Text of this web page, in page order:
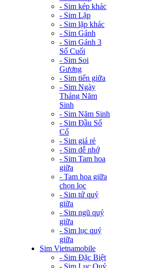
- Sim kép khác
- Sim Lặp
- Sim lặp khác
- Sim Gánh
- Sim Gánh 3
Số Cuối
- Sim Soi
Gương
- Sim tiến giữa
- Sim Ngày
Tháng Năm
Sinh
- Sim Năm Sinh
- Sim Đầu Số
Cổ
- Sim giá rẻ
- Sim dễ nhớ
- Sim Tam hoa
giữa
- Tam hoa giữa
chọn lọc
- Sim tứ quý
giữa
- Sim ngũ quý
giữa
- Sim lục quý
giữa
Sim Vietnamobile
- Sim Đặc Biệt
- Sim Lục Quý